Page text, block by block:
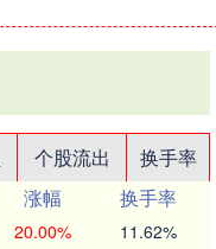
个股流出
换手率
涨幅
换手率
20.00% 11.62%